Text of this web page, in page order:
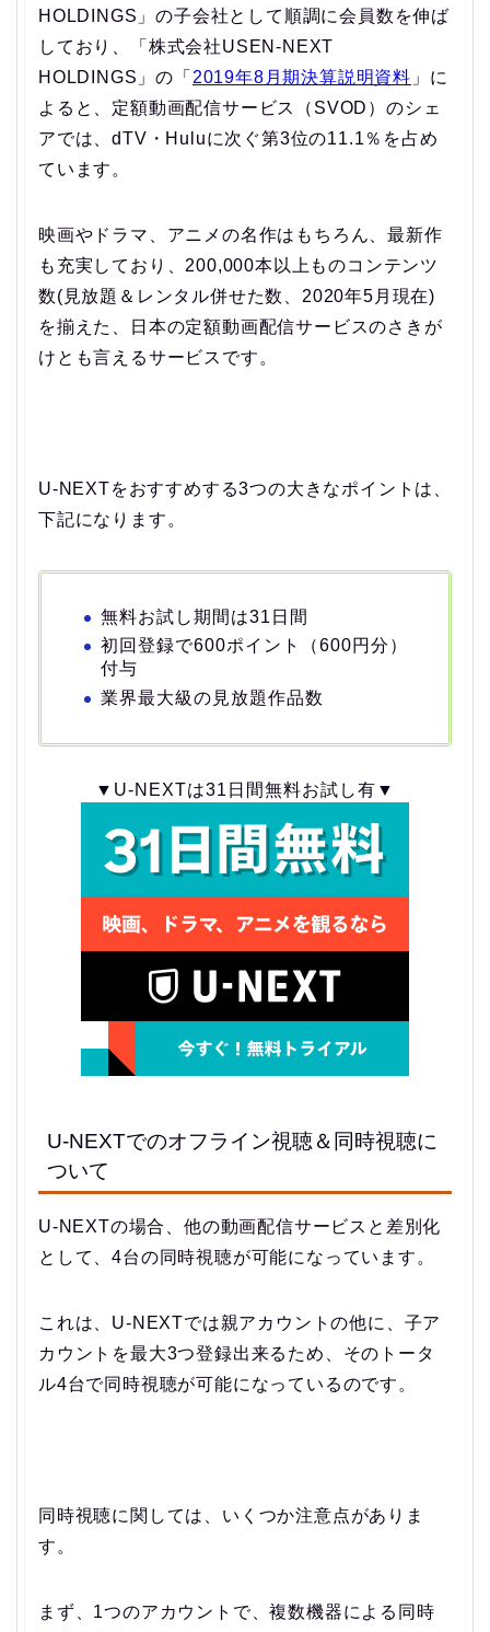
HOLDINGS」の子会社として順調に会員数を伸ば
しており、「株式会社USEN-NEXT
HOLDINGS」の「 2019年8月期決算説明資料 」に
よると、定額動画配信サービス（SVOD）のシェ
アでは、dTV・Huluに次ぐ第3位の11.1％を占め
ています。
映画やドラマ、アニメの名作はもちろん、最新作
も充実しており、200,000本以上ものコンテンツ
数(見放題＆レンタル併せた数、2020年5月現在)
を揃えた、日本の定額動画配信サービスのさきが
けとも言えるサービスです。
U-NEXTをおすすめする3つの大きなポイントは、
下記になります。
無料お試し期間は31日間
初回登録で600ポイント（600円分）
付与
業界最大級の見放題作品数
▼U-NEXTは31日間無料お試し有▼
U-NEXTでのオフライン視聴＆同時視聴に
ついて
U-NEXTの場合、他の動画配信サービスと差別化
として、4台の同時視聴が可能になっています。
これは、U-NEXTでは親アカウントの他に、子ア
カウントを最大3つ登録出来るため、そのトータ
ル4台で同時視聴が可能になっているのです。
同時視聴に関しては、いくつか注意点がありま
す。
まず、1つのアカウントで、複数機器による同時